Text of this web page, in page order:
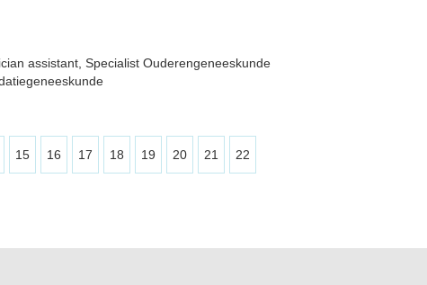
assistant, Specialist Ouderengeneeskunde
15 16 17 18 19 20 21 22